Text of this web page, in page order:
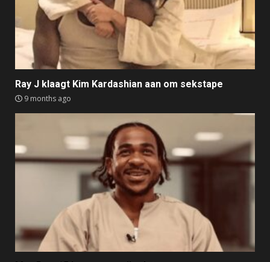
Ray J klaagt Kim Kardashian aan om sekstape
9 months ago